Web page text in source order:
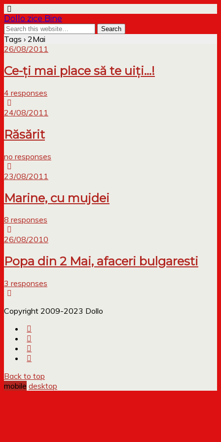
Dollo zice Bine
Tags › 2Mai
26/08/2011
Ce-ți mai place să te uiți…!
4 responses
24/08/2011
Răsărit
no responses
23/08/2011
Marine, cu mujdei
8 responses
26/08/2010
Popa din 2 Mai, afaceri bulgaresti
3 responses
Copyright 2009-2023 Dollo
Back to top
mobile desktop